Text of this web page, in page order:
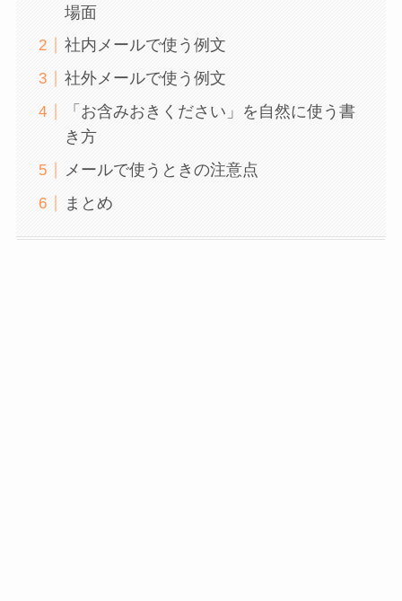
場面
社内メールで使う例文
社外メールで使う例文
「お含みおきください」を自然に使う書
き方
メールで使うときの注意点
まとめ